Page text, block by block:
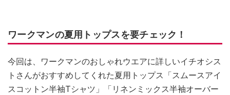
ワークマンの夏用トップスを要チェック！
今回は、ワークマンのおしゃれウエアに詳しいイチオシス
トさんがおすすめしてくれた夏用トップス「スムースアイ
スコットン半袖Tシャツ」「リネンミックス半袖オーバー